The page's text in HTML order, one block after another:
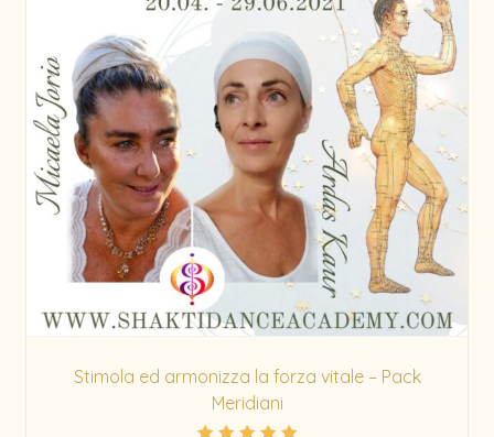
Stimola ed armonizza la forza vitale – Pack
Meridiani